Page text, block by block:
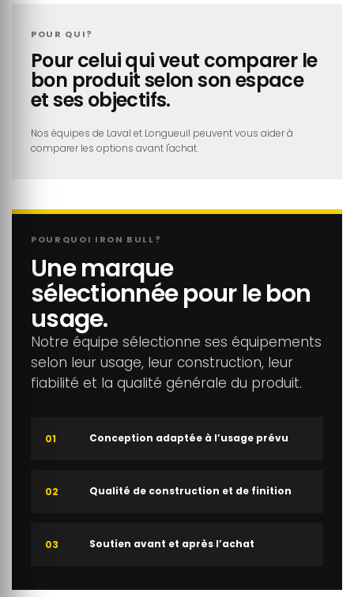
POUR QUI?
Pour celui qui veut comparer le
bon produit selon son espace
et ses objectifs.
Nos équipes de Laval et Longueuil peuvent vous aider à
comparer les options avant l'achat.
POURQUOI IRON BULL?
Une marque
sélectionnée pour le bon
usage.
Notre équipe sélectionne ses équipements
selon leur usage, leur construction, leur
fiabilité et la qualité générale du produit.
01 Conception adaptée à l’usage prévu
02 Qualité de construction et de finition
03 Soutien avant et après l’achat